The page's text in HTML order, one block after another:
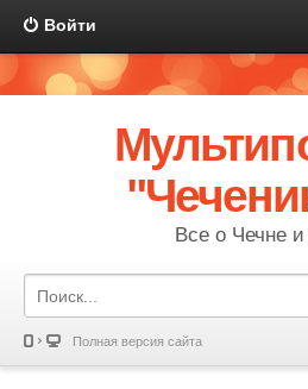
Войти
Все о Чечне
Полная версия сайта